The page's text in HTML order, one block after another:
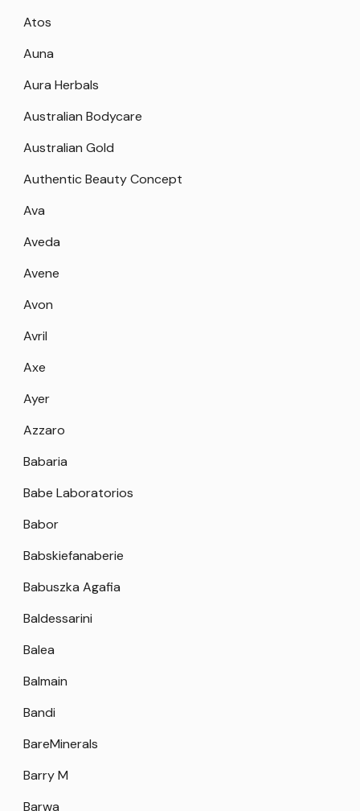
Atos
Auna
Aura Herbals
Australian Bodycare
Australian Gold
Authentic Beauty Concept
Ava
Aveda
Avene
Avon
Avril
Axe
Ayer
Azzaro
Babaria
Babe Laboratorios
Babor
Babskiefanaberie
Babuszka Agafia
Baldessarini
Balea
Balmain
Bandi
BareMinerals
Barry M
Barwa